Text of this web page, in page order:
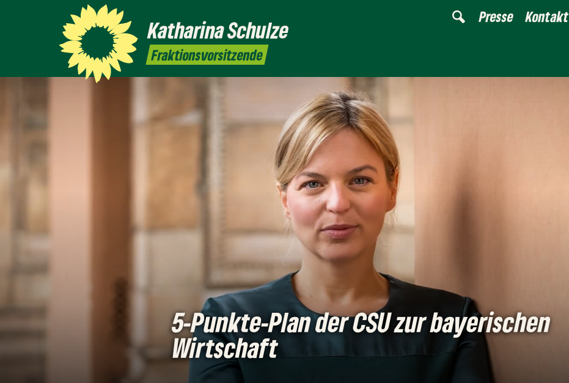
KatharinaSchulze
Fraktionsvorsitzende
Presse Kontakt
5-Punkte-Plan der CSU zur bayerischen
Wirtschaft